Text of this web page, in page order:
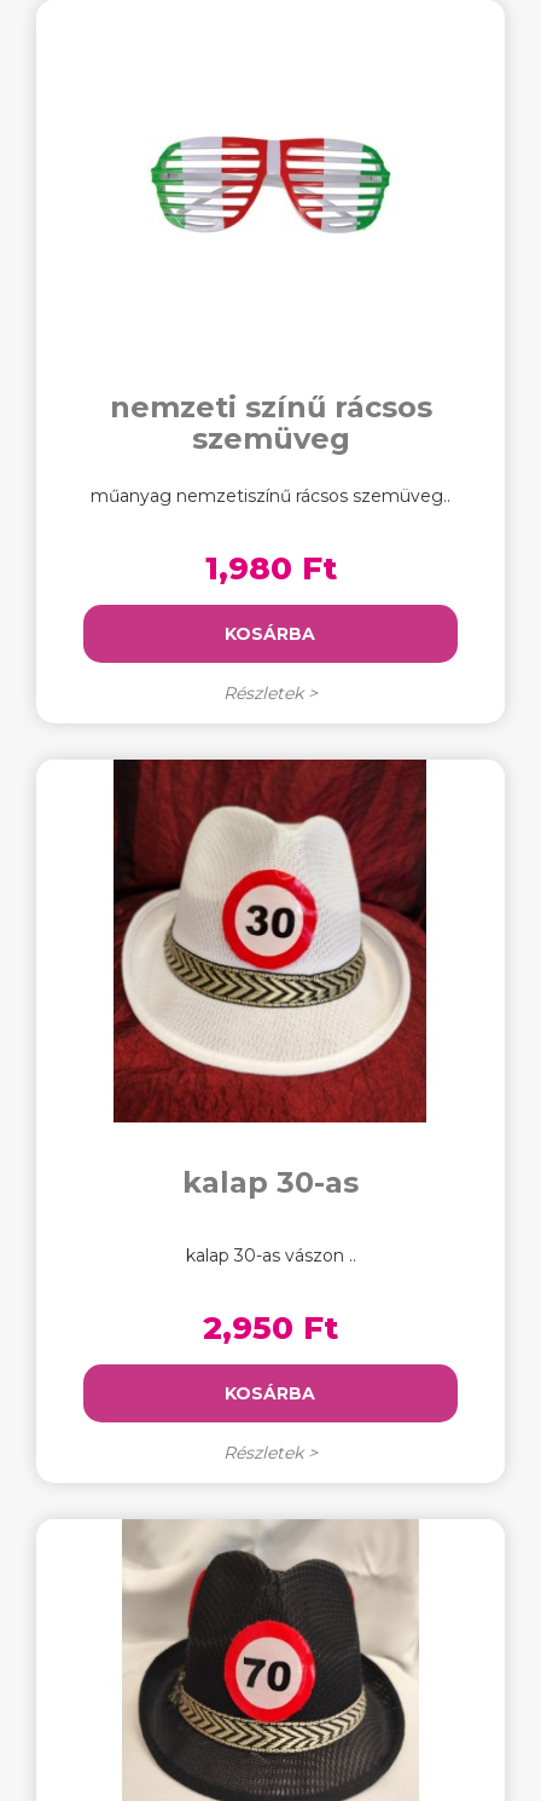
nemzeti színű rácsos
szemüveg
műanyag nemzetiszínű rácsos szemüveg..
1,980 Ft
KOSÁRBA
Részletek >
kalap 30-as
kalap 30-as vászon ..
2,950 Ft
KOSÁRBA
Részletek >